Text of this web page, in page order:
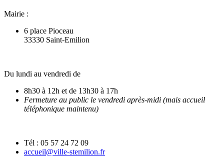
Mairie :
6 place Pioceau
33330 Saint-Emilion
Du lundi au vendredi de
8h30 à 12h et de 13h30 à 17h
Fermeture au public le vendredi après-midi (mais accueil
téléphonique maintenu)
Tél : 05 57 24 72 09
accueil@ville-stemilion.fr